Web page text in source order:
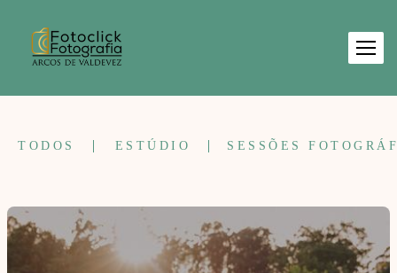
TODOS ESTÚDIO SESSÕES